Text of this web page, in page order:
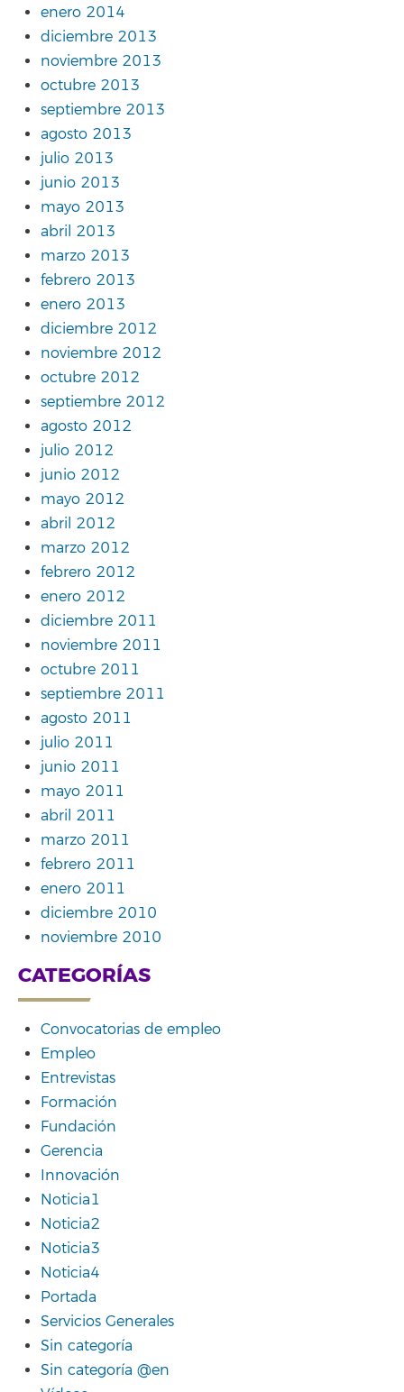
enero 2014
diciembre 2013
noviembre 2013
octubre 2013
septiembre 2013
agosto 2013
julio 2013
junio 2013
mayo 2013
abril 2013
marzo 2013
febrero 2013
enero 2013
diciembre 2012
noviembre 2012
octubre 2012
septiembre 2012
agosto 2012
julio 2012
junio 2012
mayo 2012
abril 2012
marzo 2012
febrero 2012
enero 2012
diciembre 2011
noviembre 2011
octubre 2011
septiembre 2011
agosto 2011
julio 2011
junio 2011
mayo 2011
abril 2011
marzo 2011
febrero 2011
enero 2011
diciembre 2010
noviembre 2010
CATEGORÍAS
Convocatorias de empleo
Empleo
Entrevistas
Formación
Fundación
Gerencia
Innovación
Noticia1
Noticia2
Noticia3
Noticia4
Portada
Servicios Generales
Sin categoría
Sin categoría @en